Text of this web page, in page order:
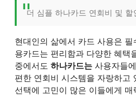
더 심플 하나카드 연회비 및 할
현대인의 삶에서 카드 사용은 필
용카드는 편리함과 다양한 혜택
중에서도 하나카드는 사용자들
편한 연회비 시스템을 자랑하고
선택에 고민이 많은 이들에게 매